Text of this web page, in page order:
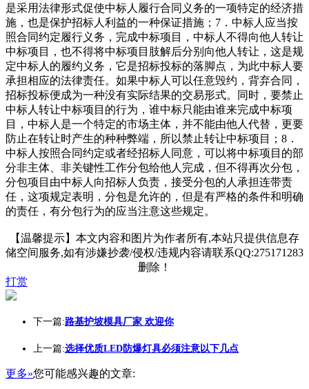
是采用法律形式促使中标人履行合同义务的一项特定的经济措
施，也是保护招标人利益的一种保证措施；7．中标人应当按
照合同约定履行义务，完成中标项目，中标人不得向他人转让
中标项目，也不得将中标项目肢解后分别向他人转让，这是规
定中标人的履约义务，它是招标投标的落脚点，为此中标人要
承担相应的法律责任。如果中标人可以任意毁约，背弃合同，
招标投标便成为一种没有实际结果的交易形式。同时，要禁止
中标人转让中标项目的行为，谁中标只能由谁来完成中标项
目，中标人是一个特定的市场主体，并不能由他人代替，更要
防止在转让时产生的种种弊端，所以禁止转让中标项目；8．
中标人按照合同约定或者经招标人同意，可以将中标项目的部
分非主体、非关键性工作分包给他人完成，但不得再次分包，
分包项目由中标人向招标人负责，接受分包的人承担连带责
任，这项规定表明，分包是允许的，但是有严格的条件和明确
的责任，有分包行为的应当注意这些规定。
【温馨提示】本文内容和图片为作者所有,本站只提供信息存
储空间服务,如有涉嫌抄袭/侵权/违规内容请联系QQ:275171283
删除！
打赏
下一篇:路基护坡模具厂家 欢迎你
上一篇:选择优质LED防爆灯具必须注意以下几点
更多»您可能感兴趣的文章: